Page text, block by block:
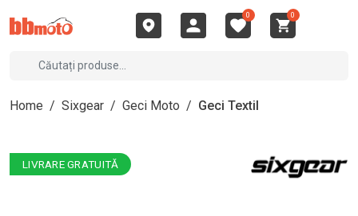
0 0
Home / Sixgear / Geci Moto / Geci Textil
LIVRARE GRATUITĂ